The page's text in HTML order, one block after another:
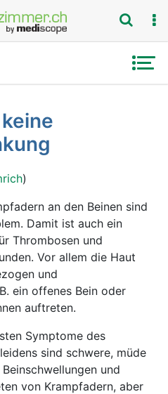
)
an den Beinen sind
Damit ist auch ein
Thrombosen und
Vor allem die Haut
und
ein offenes Bein oder
auftreten.
Symptome des
sind schwere, müde
Beinschwellungen und
von Krampfadern, aber